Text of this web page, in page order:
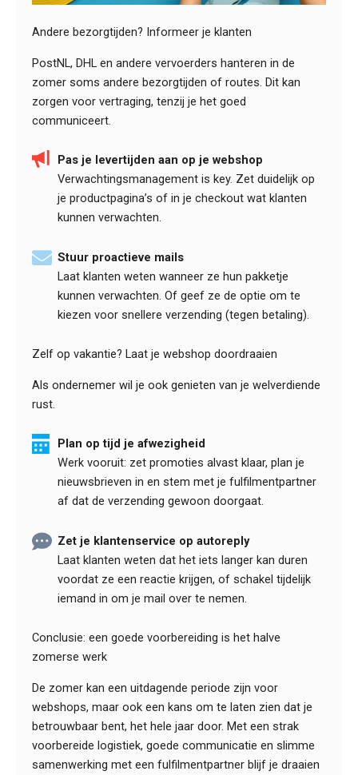
Andere bezorgtijden? Informeer je klanten
PostNL, DHL en andere vervoerders hanteren in de
zomer soms andere bezorgtijden of routes. Dit kan
zorgen voor vertraging, tenzij je het goed
communiceert.
Pas je levertijden aan op je webshop
Verwachtingsmanagement is key. Zet duidelijk op
je productpagina’s of in je checkout wat klanten
kunnen verwachten.
Stuur proactieve mails
Laat klanten weten wanneer ze hun pakketje
kunnen verwachten. Of geef ze de optie om te
kiezen voor snellere verzending (tegen betaling).
Zelf op vakantie? Laat je webshop doordraaien
Als ondernemer wil je ook genieten van je welverdiende
rust.
Plan op tijd je afwezigheid
Werk vooruit: zet promoties alvast klaar, plan je
nieuwsbrieven in en stem met je fulfilmentpartner
af dat de verzending gewoon doorgaat.
Zet je klantenservice op autoreply
Laat klanten weten dat het iets langer kan duren
voordat ze een reactie krijgen, of schakel tijdelijk
iemand in om je mail over te nemen.
Conclusie: een goede voorbereiding is het halve
zomerse werk
De zomer kan een uitdagende periode zijn voor
webshops, maar ook een kans om te laten zien dat je
betrouwbaar bent, het hele jaar door. Met een strak
voorbereide logistiek, goede communicatie en slimme
samenwerking met een fulfilmentpartner blijf je draaien